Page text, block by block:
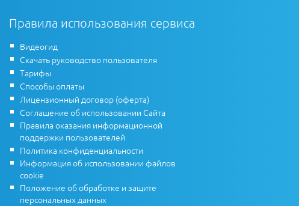
Правила использования сервиса
Видеогид
Скачать руководство пользователя
Тарифы
Способы оплаты
Лицензионный договор (оферта)
Соглашение об использовании Сайта
Правила оказания информационной
поддержки пользователей
Политика конфиденциальности
Информация об использовании файлов
cookie
Положение об обработке и защите
персональных данных